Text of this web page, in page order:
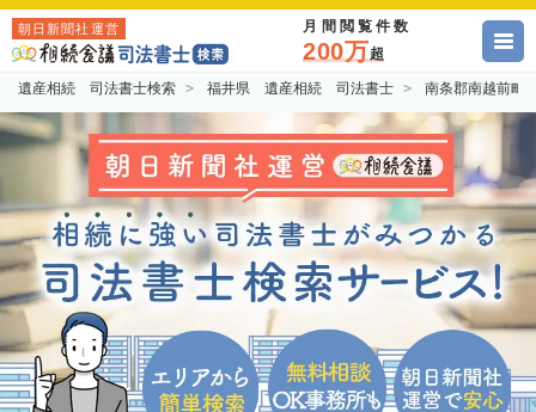
朝日新聞社運営 月間閲覧件数
200万超
遺産相続 司法書士検索 福井県 遺産相続 司法書士 南条郡南越前